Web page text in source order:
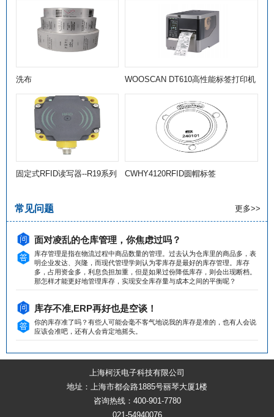
洗布 WOOSCAN DT610高性能标签打印机
固定式RFID读写器--R19系列 CWHY4120RFID圆帽标签
常见问题 更多>>
面对凌乱的仓库管理，你焦虑过吗？
库存管理是指在物流过程中商品数量的管理。过去认为仓库里的商品多，表
明企业发达、兴隆，而现代管理学则认为零库存是最好的库存管理。库存
多，占用资金多，利息负担加重，但是如果过份降低库存，则会出现断档。
那怎样才能更好地管理库存，实现安全库存量与成本之间的平衡呢？
库存不准,ERP再好也是空谈！
你的库存准了吗？有些人可能会毫不客气地说我的库存是准的，也有人会说
应该会准吧，还有人会肯定地摇头。
上海柯沃电子科技有限公司
地址：上海市都会路1885号丽琴大厦1楼
咨询热线：400-901-7780
021-54940076